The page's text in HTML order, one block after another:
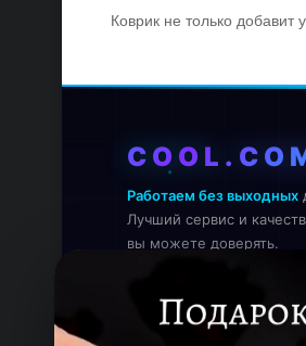
Коврик не только
Работаем без выходных
Лучший сервис и
вы можете доверять.